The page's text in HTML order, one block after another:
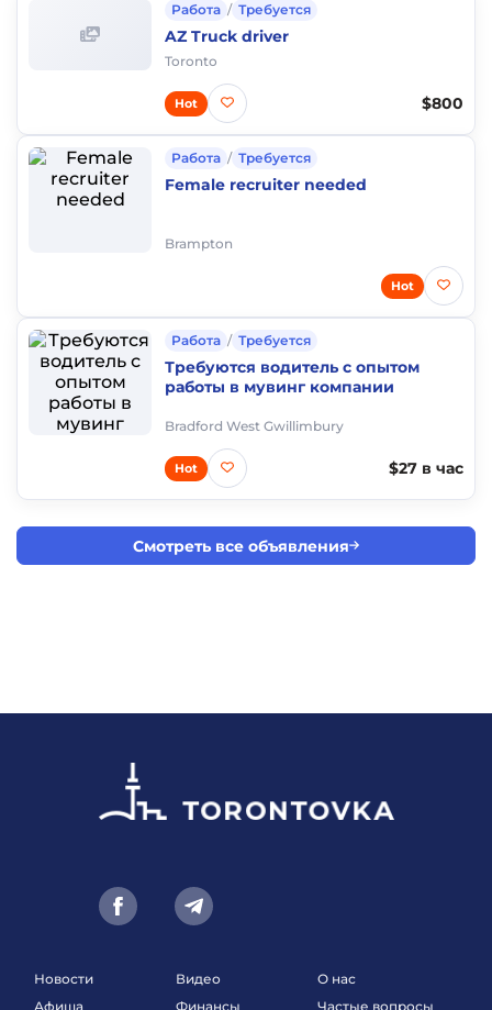
Работа / Требуется
AZ Truck driver
Toronto
$800
Hot
Работа / Требуется
Female recruiter needed
Brampton
Hot
Работа / Требуется
Требуются водитель с опытом
работы в мувинг компании
Bradford West Gwillimbury
$27 в час
Hot
Смотреть все объявления
Новости
Афиша
Видео
Финансы
О нас
Частые вопросы